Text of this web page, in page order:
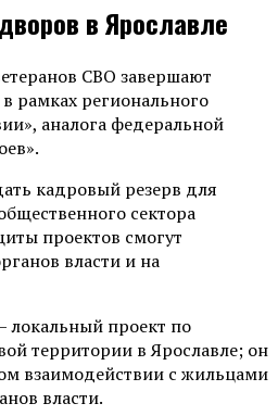
в Ярославле
СВО завершают
рамках регионального
аналога федеральной
кадровый резерв для
сектора
проектов смогут
власти и на
локальный проект по
территории в Ярославле; он
взаимодействии с жильцами
власти.